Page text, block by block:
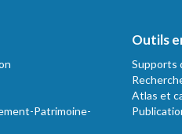
Patrimoine-
Outils
Supports
Atlas et